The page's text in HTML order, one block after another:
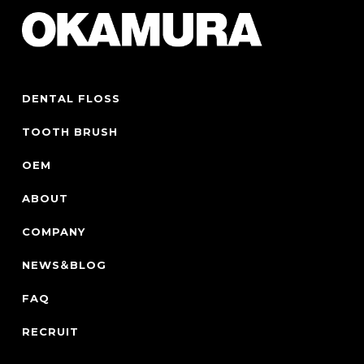
DENTAL FLOSS
TOOTH BRUSH
OEM
ABOUT
COMPANY
NEWS＆BLOG
FAQ
RECRUIT